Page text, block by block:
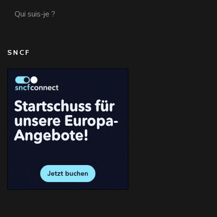
Qui suis-je ?
SNCF